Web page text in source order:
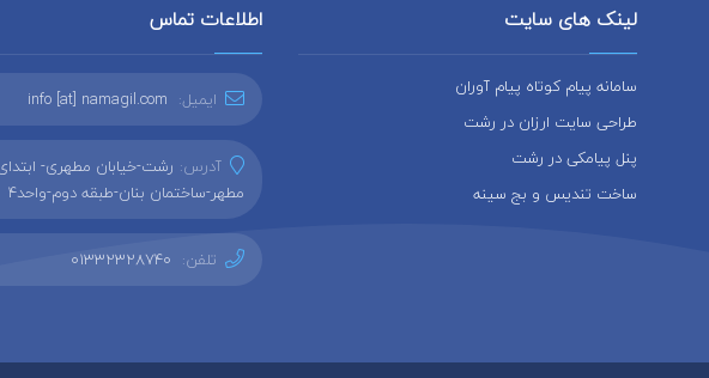
لینک های سایت
سامانه پیام کوتاه پیام آوران
طراحی سایت ارزان در رشت
پنل پیامکی در رشت
ساخت تندیس و بج سینه
اطلاعات تماس
ایمیل: info [at] namagil.com
آدرس: رشت-خیابان مطهری-
مطهر-ساختمان بنان-طبقه دوم-واحد4
تلفن: 01332328740